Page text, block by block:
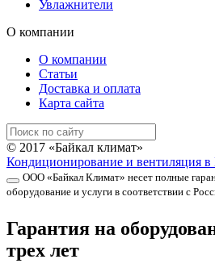
Увлажнители
О компании
О компании
Статьи
Доставка и оплата
Карта сайта
© 2017 «Байкал климат»
Кондиционирование и вентиляция в
ООО «Байкал Климат» несет полные
оборудование и услуги в соответствии с
Гарантия на
трех лет